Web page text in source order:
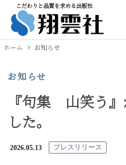
こだわりと品質を求める出版社
ホーム お知らせ
お知らせ
『句集 山笑う
した。
2026.05.13 プレスリリース